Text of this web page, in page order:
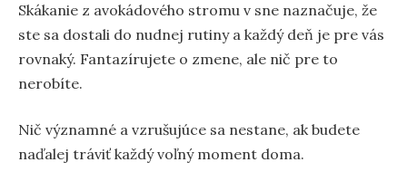
Skákanie z avokádového stromu v sne naznačuje, že
ste sa dostali do nudnej rutiny a každý deň je pre vás
rovnaký. Fantazírujete o zmene, ale nič pre to
nerobíte.
Nič významné a vzrušujúce sa nestane, ak budete
naďalej tráviť každý voľný moment doma.